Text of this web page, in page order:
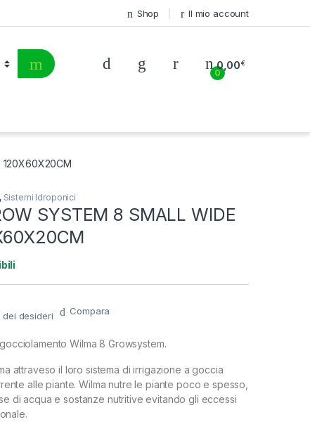
Shop Il mio account
0
0,00€
120X60X20CM
, Sistemi Idroponici
SYSTEM 8 SMALL WIDE
dei desideri Compara
Wilma 8 Growsystem.
attraveso il loro sistema di irrigazione a goccia
alle piante. Wilma nutre le piante poco e spesso,
di acqua e sostanze nutritive evitando gli eccessi